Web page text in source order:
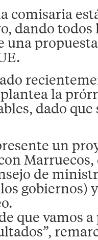
comisaria
dando todos
una
la
dado que
un
Marruecos,
de
gobiernos)
que vamos